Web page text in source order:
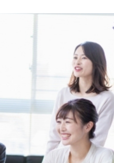
【看護・介護業向け】業務をわ
かりやすく！マニュアル作成ツ
ールの選び方と使い方